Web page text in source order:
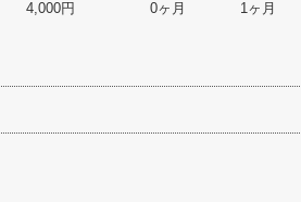
4,000円 0ヶ月 1ヶ月